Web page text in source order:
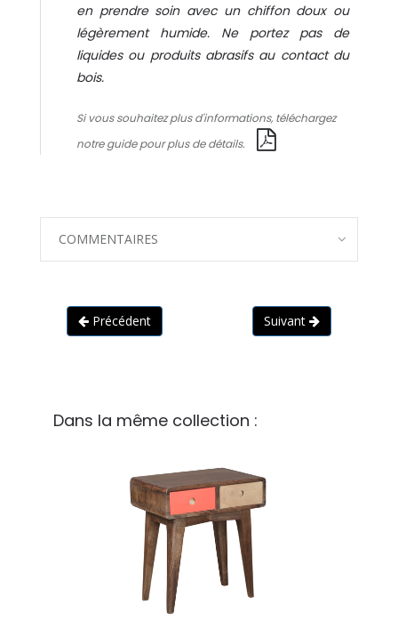
en prendre soin avec un chiffon doux ou
légèrement humide. Ne portez pas de
liquides ou produits abrasifs au contact du
bois.
Si vous souhaitez plus d'informations, téléchargez
notre guide pour plus de détails.
COMMENTAIRES
Précédent Suivant
Dans la même collection :